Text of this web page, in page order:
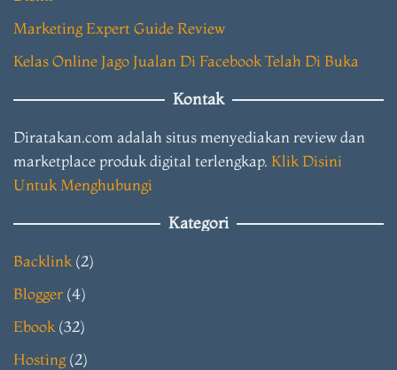
Marketing Expert Guide Review
Kelas Online Jago Jualan Di Facebook Telah Di Buka
Kontak
Diratakan.com adalah situs menyediakan review dan
marketplace produk digital terlengkap. Klik Disini
Untuk Menghubungi
Kategori
Backlink (2)
Blogger (4)
Ebook (32)
Hosting(2)